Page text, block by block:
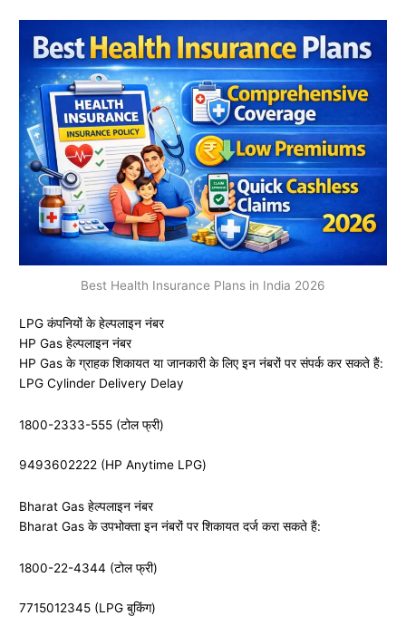
Best Health Insurance Plans in India 2026
LPG कंपनियों के हेल्पलाइन नंबर
HP Gas हेल्पलाइन नंबर
HP Gas के ग्राहक शिकायत या जानकारी के लिए इन नंबरों पर संपर्क कर सकते हैं:
LPG Cylinder Delivery Delay
1800-2333-555 (टोल फ्री)
9493602222 (HP Anytime LPG)
Bharat Gas हेल्पलाइन नंबर
Bharat Gas के उपभोक्ता इन नंबरों पर शिकायत दर्ज करा सकते हैं:
1800-22-4344 (टोल फ्री)
7715012345 (LPG बुकिंग)